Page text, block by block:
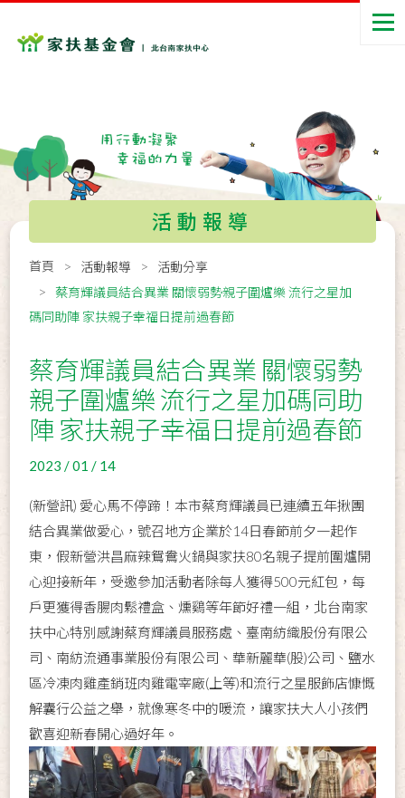
活動報導
首頁 活動報導
活動分享
蔡育輝議員結合異業 關懷弱勢親子圍爐樂 流行之星加
碼同助陣 家扶親子幸福日提前過春節
蔡育輝議員結合異業 關懷弱勢
親子圍爐樂 流行之星加碼同助
陣 家扶親子幸福日提前過春節
2023 / 01 / 14
(新營訊) 愛心馬不停蹄！本市蔡育輝議員已連續五年揪團
結合異業做愛心，號召地方企業於14日春節前夕一起作
東，假新營洪昌麻辣鴛鴦火鍋與家扶80名親子提前圍爐開
心迎接新年，受邀參加活動者除每人獲得500元紅包，每
戶更獲得香腸肉鬆禮盒、燻鷄等年節好禮一組，北台南家
扶中心特別感謝蔡育輝議員服務處、臺南紡織股份有限公
司、南紡流通事業股份有限公司、華新麗華(股)公司、鹽水
區冷凍肉雞產銷班肉雞電宰廠(上等)和流行之星服飾店慷慨
解囊行公益之舉，就像寒冬中的暖流，讓家扶大人小孩們
歡喜迎新春開心過好年。